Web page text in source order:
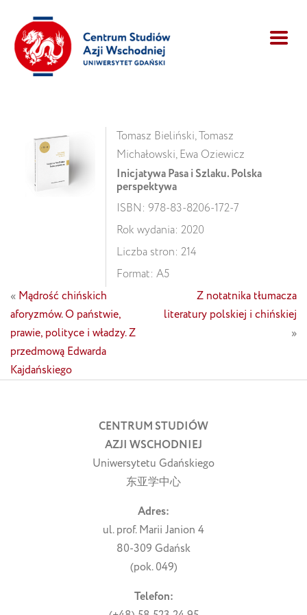
Tomasz Bieliński, Tomasz
Michałowski, Ewa Oziewicz
Inicjatywa Pasa i Szlaku. Polska
perspektywa
ISBN: 978-83-8206-172-7
Rok wydania: 2020
Liczba stron: 214
Format: A5
« Mądrość chińskich
aforyzmów. O państwie,
prawie, polityce i władzy. Z
przedmową Edwarda
Kajdańskiego
Z notatnika tłumacza
literatury polskiej i chińskiej
»
CENTRUM STUDIÓW
AZJI WSCHODNIEJ
Uniwersytetu Gdańskiego
东亚学中心
Adres:
ul. prof. Marii Janion 4
80-309 Gdańsk
(pok. 049)
Telefon: